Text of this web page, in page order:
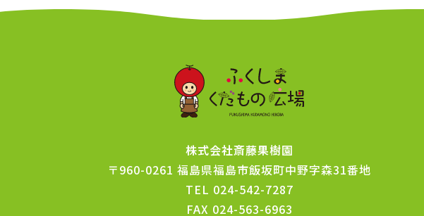
株式会社斎藤果樹園
〒960-0261 福島県福島市飯坂町中野字森31番地
TEL 024-542-7287
FAX 024-563-6963